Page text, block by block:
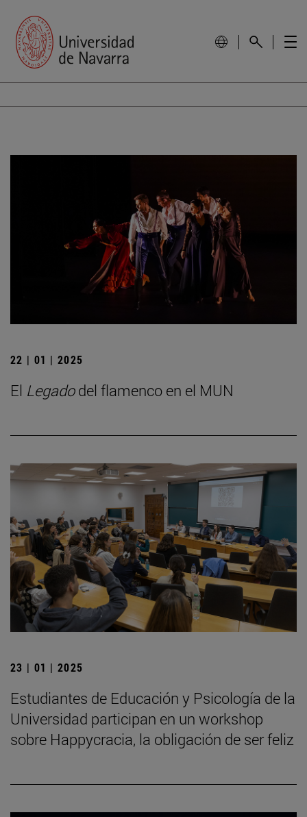
22 | 01 | 2025
El Legadodel flamenco en el MUN
23 | 01 | 2025
Estudiantes de Educación y Psicología de la
Universidad participan en un workshop
sobre Happycracia, la obligación de ser feliz